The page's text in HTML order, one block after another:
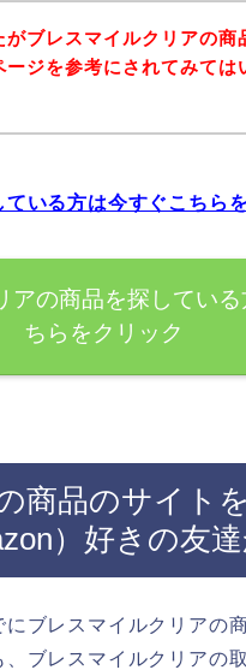
ブレスマイルクリアの商
ジを参考にされてみては
いる方は今すぐこちら
アの商品を探している
ちらをクリック
商品のサイト
）好きの友
ブレスマイルクリアの
ブレスマイルクリアの